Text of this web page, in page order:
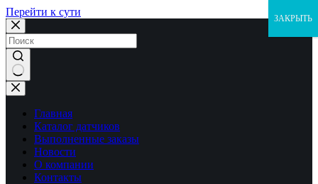
Перейти к сути
Ничего
не
найденоГлавная
Каталог датчиков
Выполненные заказы
Новости
О компании
Контакты
ЗАКРЫТЬ